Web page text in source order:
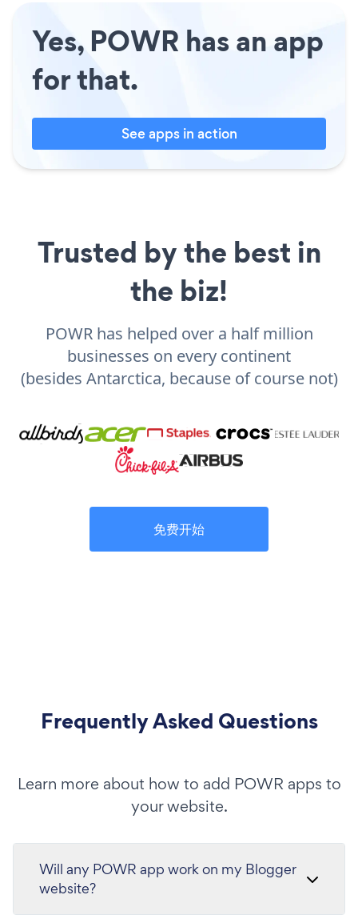
Yes, POWR has an app
for that.
See apps in action
Trusted by the best in
the biz!
POWR has helped over a half million
businesses on every continent
(besides Antarctica, because of course not)
免费开始
Frequently Asked Questions
Learn more about how to add POWR apps to
your website.
Will any POWR app work on my Blogger
website?